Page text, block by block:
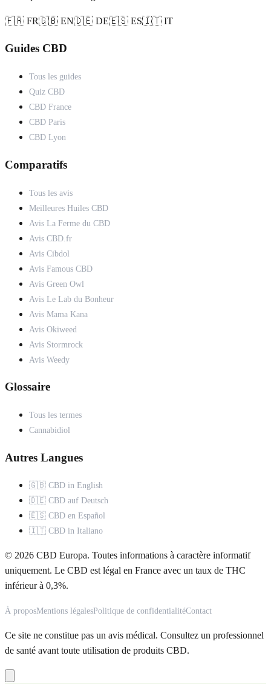
🇫🇷 FR🇬🇧 EN🇩🇪 DE🇪🇸 ES🇮🇹 IT
Guides CBD
Tous les guides
Quiz CBD
CBD France
CBD Paris
CBD Lyon
Comparatifs
Tous les avis
Meilleures Huiles CBD
Avis La Ferme du CBD
Avis CBD.fr
Avis Cibdol
Avis Famous CBD
Avis Green Owl
Avis Le Lab du Bonheur
Avis Mama Kana
Avis Okiweed
Avis Stormrock
Avis Weedy
Glossaire
Tous les termes
Cannabidiol
Autres Langues
🇬🇧 CBD in English
🇩🇪 CBD auf Deutsch
🇪🇸 CBD en Español
🇮🇹 CBD in Italiano
© 2026 CBD Europa. Toutes informations à caractère informatif
uniquement. Le CBD est légal en France avec un taux de THC
inférieur à 0,3%.
À proposMentions légalesPolitique de confidentialitéContact
Ce site ne constitue pas un avis médical. Consultez un professionnel
de santé avant toute utilisation de produits CBD.